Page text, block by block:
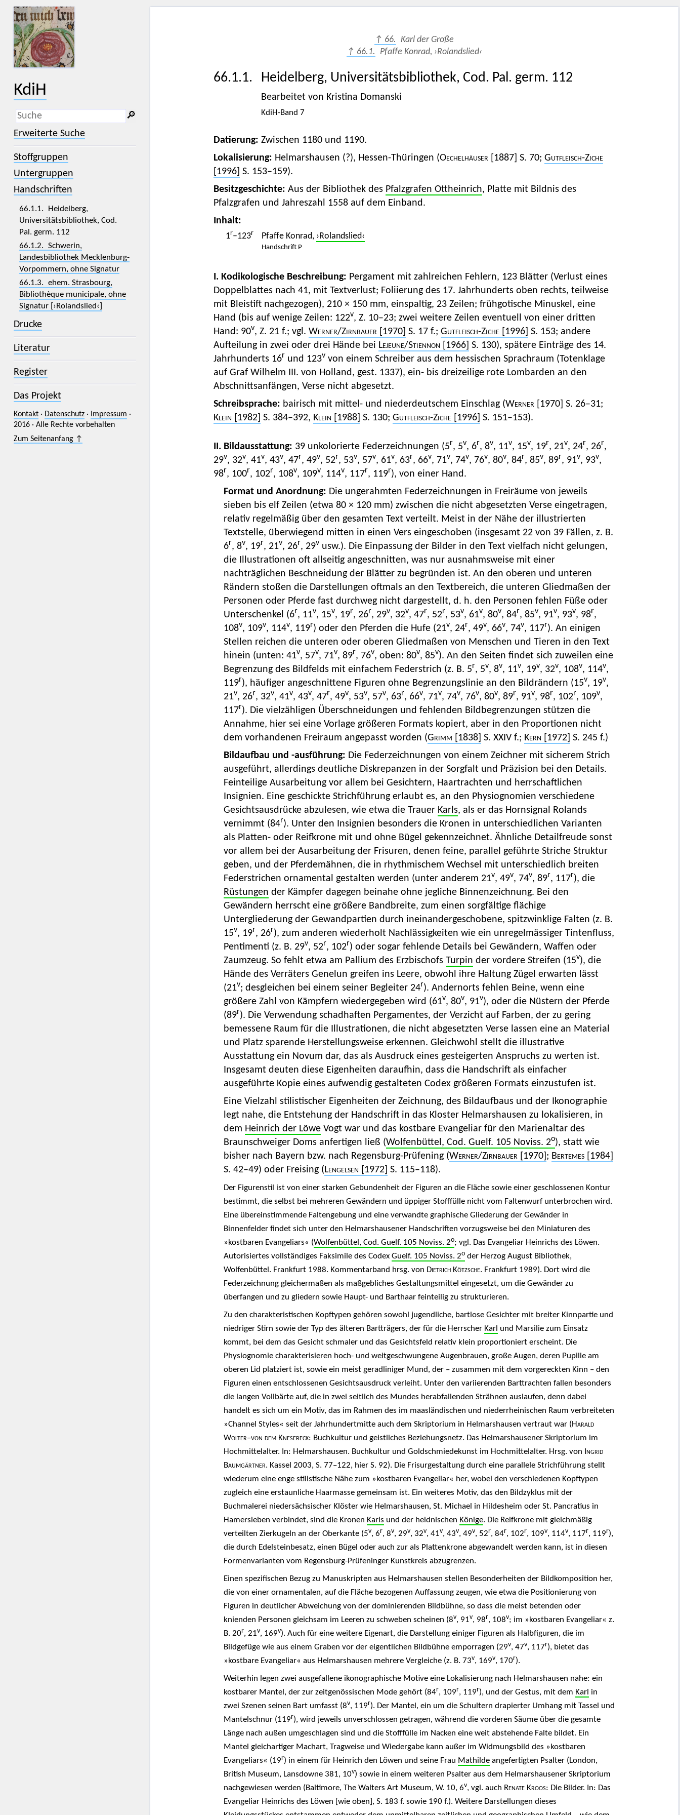
KdiH
_
(der Unterstrich) ist Platzhalter für
genau ein Zeichen.
% (das Prozentzeichen) ist Platzhalter
für kein, ein oder mehr als ein
🔎︎
Erweiterte Suche
Stoffgruppen
Untergruppen
Handschriften
66.1.1. Heidelberg,
Universitätsbibliothek, Cod.
Pal. germ. 112
66.1.2. Schwerin,
Landesbibliothek Mecklenburg-
Vorpommern, ohne Signatur
66.1.3. ehem. Strasbourg,
Bibliothèque municipale, ohne
Signatur [›Rolandslied‹]
Drucke
Literatur
Register
Das Projekt
Kontakt· Datenschutz· Impressum ·
2016 · Alle Rechte vorbehalten
Zum Seitenanfang ↑
↑ 66. Karl der Große
↑ 66.1. Pfaffe Konrad, ›Rolandslied‹
66.1.1. Heidelberg, Universitätsbibliothek, Cod. Pal. germ. 112
Bearbeitet von Kristina Domanski
KdiH-Band 7
Datierung: Zwischen 1180 und 1190.
Lokalisierung: Helmarshausen (?), Hessen-Thüringen (Oechelhäuser[1887] S. 70; Gutfleisch-Ziche
[1996] S. 153–159).
Besitzgeschichte: Aus der Bibliothek des Pfalzgrafen Ottheinrich, Platte mit Bildnis des
Pfalzgrafen und Jahreszahl 1558 auf dem Einband.
Inhalt:
1r–123r Pfaffe Konrad, ›Rolandslied‹
Handschrift P
I. Kodikologische Beschreibung: Pergament mit zahlreichen Fehlern, 123 Blätter (Verlust eines
Doppelblattes nach 41, mit Textverlust; Foliierung des 17. Jahrhunderts oben rechts, teilweise
mit Bleistift nachgezogen), 210 × 150 mm, einspaltig, 23 Zeilen; frühgotische Minuskel, eine
Hand (bis auf wenige Zeilen: 122v, Z. 10–23; zwei weitere Zeilen eventuell von einer dritten
Hand: 90v, Z. 21 f.; vgl. Werner/Zirnbauer[1970] S. 17 f.; Gutfleisch-Ziche[1996] S. 153; andere
Aufteilung in zwei oder drei Hände bei Lejeune/Stiennon [1966] S. 130), spätere Einträge des 14.
Jahrhunderts 16r und 123v von einem Schreiber aus dem hessischen Sprachraum (Totenklage
auf Graf Wilhelm III. von Holland, gest. 1337), ein- bis dreizeilige rote Lombarden an den
Abschnittsanfängen, Verse nicht abgesetzt.
Schreibsprache: bairisch mit mittel- und niederdeutschem Einschlag (Werner[1970] S. 26–31;
Klein [1982] S. 384–392, Klein [1988] S. 130; Gutfleisch-Ziche[1996] S. 151–153).
II. Bildausstattung: 39 unkolorierte Federzeichnungen (5r, 5v, 6r, 8v, 11v, 15v, 19r, 21v, 24r, 26r,
29v, 32v, 41v, 43v, 47r, 49v, 52r, 53v, 57v, 61v, 63r, 66v, 71v, 74v, 76v, 80v, 84r, 85v, 89r, 91v, 93v,
98r, 100r, 102r, 108v, 109v, 114v, 117r, 119r), von einer Hand.
Format und Anordnung: Die ungerahmten Federzeichnungen in Freiräume von jeweils
sieben bis elf Zeilen (etwa 80 × 120 mm) zwischen die nicht abgesetzten Verse eingetragen,
relativ regelmäßig über den gesamten Text verteilt. Meist in der Nähe der illustrierten
Textstelle, überwiegend mitten in einen Vers eingeschoben (insgesamt 22 von 39 Fällen, z. B.
6r, 8v, 19r, 21v, 26r, 29v usw.). Die Einpassung der Bilder in den Text vielfach nicht gelungen,
die Illustrationen oft allseitig angeschnitten, was nur ausnahmsweise mit einer
nachträglichen Beschneidung der Blätter zu begründen ist. An den oberen und unteren
Rändern stoßen die Darstellungen oftmals an den Textbereich, die unteren Gliedmaßen der
Personen oder Pferde fast durchweg nicht dargestellt, d. h. den Personen fehlen Füße oder
Unterschenkel (6r, 11v, 15v, 19r, 26r, 29v, 32v, 47r, 52r, 53v, 61v, 80v, 84r, 85v, 91v, 93v, 98r,
108v, 109v, 114v, 119r) oder den Pferden die Hufe (21v, 24r, 49v, 66v, 74v, 117r). An einigen
Stellen reichen die unteren oder oberen Gliedmaßen von Menschen und Tieren in den Text
hinein (unten: 41v, 57v, 71v, 89r, 76v, oben: 80v, 85v). An den Seiten findet sich zuweilen eine
Begrenzung des Bildfelds mit einfachem Federstrich (z. B. 5r, 5v, 8v, 11v, 19v, 32v, 108v, 114v,
119r), häufiger angeschnittene Figuren ohne Begrenzungslinie an den Bildrändern (15v, 19v,
21v, 26r, 32v, 41v, 43v, 47r, 49v, 53v, 57v, 63r, 66v, 71v, 74v, 76v, 80v, 89r, 91v, 98r, 102r, 109v,
117r). Die vielzähligen Überschneidungen und fehlenden Bildbegrenzungen stützen die
Annahme, hier sei eine Vorlage größeren Formats kopiert, aber in den Proportionen nicht
dem vorhandenen Freiraum angepasst worden (Grimm [1838] S. XXIV f.; Kern [1972] S. 245 f.)
Bildaufbau und -ausführung: Die Federzeichnungen von einem Zeichner mit sicherem Strich
ausgeführt, allerdings deutliche Diskrepanzen in der Sorgfalt und Präzision bei den Details.
Feinteilige Ausarbeitung vor allem bei Gesichtern, Haartrachten und herrschaftlichen
Insignien. Eine geschickte Strichführung erlaubt es, an den Physiognomien verschiedene
Gesichtsausdrücke abzulesen, wie etwa die Trauer Karls, als er das Hornsignal Rolands
vernimmt (84r). Unter den Insignien besonders die Kronen in unterschiedlichen Varianten
als Platten- oder Reifkrone mit und ohne Bügel gekennzeichnet. Ähnliche Detailfreude sonst
vor allem bei der Ausarbeitung der Frisuren, denen feine, parallel geführte Striche Struktur
geben, und der Pferdemähnen, die in rhythmischem Wechsel mit unterschiedlich breiten
Federstrichen ornamental gestalten werden (unter anderem 21v, 49v, 74v, 89r, 117r), die
Rüstungen der Kämpfer dagegen beinahe ohne jegliche Binnenzeichnung. Bei den
Gewändern herrscht eine größere Bandbreite, zum einen sorgfältige flächige
Untergliederung der Gewandpartien durch ineinandergeschobene, spitzwinklige Falten (z. B.
15v, 19r, 26r), zum anderen wiederholt Nachlässigkeiten wie ein unregelmässiger Tintenfluss,
Pentimenti (z. B. 29v, 52r, 102r) oder sogar fehlende Details bei Gewändern, Waffen oder
Zaumzeug. So fehlt etwa am Pallium des Erzbischofs Turpin der vordere Streifen (15v), die
Hände des Verräters Genelun greifen ins Leere, obwohl ihre Haltung Zügel erwarten lässt
(21v; desgleichen bei einem seiner Begleiter 24r). Andernorts fehlen Beine, wenn eine
größere Zahl von Kämpfern wiedergegeben wird (61v, 80v, 91v), oder die Nüstern der Pferde
(89r). Die Verwendung schadhaften Pergamentes, der Verzicht auf Farben, der zu gering
bemessene Raum für die Illustrationen, die nicht abgesetzten Verse lassen eine an Material
und Platz sparende Herstellungsweise erkennen. Gleichwohl stellt die illustrative
Ausstattung ein Novum dar, das als Ausdruck eines gesteigerten Anspruchs zu werten ist.
Insgesamt deuten diese Eigenheiten daraufhin, dass die Handschrift als einfacher
ausgeführte Kopie eines aufwendig gestalteten Codex größeren Formats einzustufen ist.
Eine Vielzahl stilistischer Eigenheiten der Zeichnung, des Bildaufbaus und der Ikonographie
legt nahe, die Entstehung der Handschrift in das Kloster Helmarshausen zu lokalisieren, in
dem Heinrich der LöweVogt war und das kostbare Evangeliar für den Marienaltar des
Braunschweiger Doms anfertigen ließ (Wolfenbüttel, Cod. Guelf. 105 Noviss. 2o), statt wie
bisher nach Bayern bzw. nach Regensburg-Prüfening (Werner/Zirnbauer[1970] ; Bertemes[1984]
S. 42–49) oder Freising (Lengelsen [1972] S. 115–118).
Der Figurenstil ist von einer starken Gebundenheit der Figuren an die Fläche sowie einer geschlossenen Kontur
bestimmt, die selbst bei mehreren Gewändern und üppiger Stofffülle nicht vom Faltenwurf unterbrochen wird.
Eine übereinstimmende Faltengebung und eine verwandte graphische Gliederung der Gewänder in
Binnenfelder findet sich unter den Helmarshausener Handschriften vorzugsweise bei den Miniaturen des
»kostbaren Evangeliars« (Wolfenbüttel, Cod. Guelf. 105 Noviss. 2o; vgl. Das Evangeliar Heinrichs des Löwen.
Autorisiertes vollständiges Faksimile des Codex Guelf. 105 Noviss. 2oder Herzog August Bibliothek,
Wolfenbüttel. Frankfurt 1988. Kommentarband hrsg. von Dietrich Kötzsche. Frankfurt 1989). Dort wird die
Federzeichnung gleichermaßen als maßgebliches Gestaltungsmittel eingesetzt, um die Gewänder zu
überfangen und zu gliedern sowie Haupt- und Barthaar feinteilig zu strukturieren.
Zu den charakteristischen Kopftypen gehören sowohl jugendliche, bartlose Gesichter mit breiter Kinnpartie und
niedriger Stirn sowie der Typ des älteren Bartträgers, der für die Herrscher Karl und Marsilie zum Einsatz
kommt, bei dem das Gesicht schmaler und das Gesichtsfeld relativ klein proportioniert erscheint. Die
Physiognomie charakterisieren hoch- und weitgeschwungene Augenbrauen, große Augen, deren Pupille am
oberen Lid platziert ist, sowie ein meist geradliniger Mund, der – zusammen mit dem vorgereckten Kinn – den
Figuren einen entschlossenen Gesichtsausdruck verleiht. Unter den variierenden Barttrachten fallen besonders
die langen Vollbärte auf, die in zwei seitlich des Mundes herabfallenden Strähnen auslaufen, denn dabei
handelt es sich um ein Motiv, das im Rahmen des im maasländischen und niederrheinischen Raum verbreiteten
»Channel Styles« seit der Jahrhundertmitte auch dem Skriptorium in Helmarshausen vertraut war (Harald
Wolter–von dem Knesebeck: Buchkultur und geistliches Beziehungsnetz. Das Helmarshausener Skriptorium im
Hochmittelalter. In: Helmarshausen. Buchkultur und Goldschmiedekunst im Hochmittelalter. Hrsg. von Ingrid
Baumgärtner. Kassel 2003, S. 77–122, hier S. 92). Die Frisurgestaltung durch eine parallele Strichführung stellt
wiederum eine enge stilistische Nähe zum »kostbaren Evangeliar« her, wobei den verschiedenen Kopftypen
zugleich eine erstaunliche Haarmasse gemeinsam ist. Ein weiteres Motiv, das den Bildzyklus mit der
Buchmalerei niedersächsischer Klöster wie Helmarshausen, St. Michael in Hildesheim oder St. Pancratius in
Hamersleben verbindet, sind die Kronen Karls und der heidnischen Könige. Die Reifkrone mit gleichmäßig
verteilten Zierkugeln an der Oberkante (5v, 6r, 8v, 29v, 32v, 41v, 43v, 49v, 52r, 84r, 102r, 109v, 114v, 117r, 119r),
die durch Edelsteinbesatz, einen Bügel oder auch zur als Plattenkrone abgewandelt werden kann, ist in diesen
Formenvarianten vom Regensburg-Prüfeninger Kunstkreis abzugrenzen.
Einen spezifischen Bezug zu Manuskripten aus Helmarshausen stellen Besonderheiten der Bildkomposition her,
die von einer ornamentalen, auf die Fläche bezogenen Auffassung zeugen, wie etwa die Positionierung von
Figuren in deutlicher Abweichung von der dominierenden Bildbühne, so dass die meist betenden oder
knienden Personen gleichsam im Leeren zu schweben scheinen (8v, 91v, 98r, 108v; im »kostbaren Evangeliar« z.
B. 20r, 21v, 169v). Auch für eine weitere Eigenart, die Darstellung einiger Figuren als Halbfiguren, die im
Bildgefüge wie aus einem Graben vor der eigentlichen Bildbühne emporragen (29v, 47v, 117r), bietet das
»kostbare Evangeliar« aus Helmarshausen mehrere Vergleiche (z. B. 73v, 169v, 170r).
Weiterhin legen zwei ausgefallene ikonographische Motive eine Lokalisierung nach Helmarshausen nahe: ein
kostbarer Mantel, der zur zeitgenössischen Mode gehört (84r, 109r, 119r), und der Gestus, mit dem Karl in
zwei Szenen seinen Bart umfasst (8v, 119r). Der Mantel, ein um die Schultern drapierter Umhang mit Tassel und
Mantelschnur (119r), wird jeweils unverschlossen getragen, während die vorderen Säume über die gesamte
Länge nach außen umgeschlagen sind und die Stofffülle im Nacken eine weit abstehende Falte bildet. Ein
Mantel gleichartiger Machart, Tragweise und Wiedergabe kann außer im Widmungsbild des »kostbaren
Evangeliars« (19r) in einem für Heinrich den Löwen und seine Frau Mathildeangefertigten Psalter (London,
British Museum, Lansdowne 381, 10v) sowie in einem weiteren Psalter aus dem Helmarshausener Skriptorium
nachgewiesen werden (Baltimore, The Walters Art Museum, W. 10, 6v, vgl. auch Renate Kroos: Die Bilder. In: Das
Evangeliar Heinrichs des Löwen [wie oben], S. 183 f. sowie 190 f.). Weitere Darstellungen dieses